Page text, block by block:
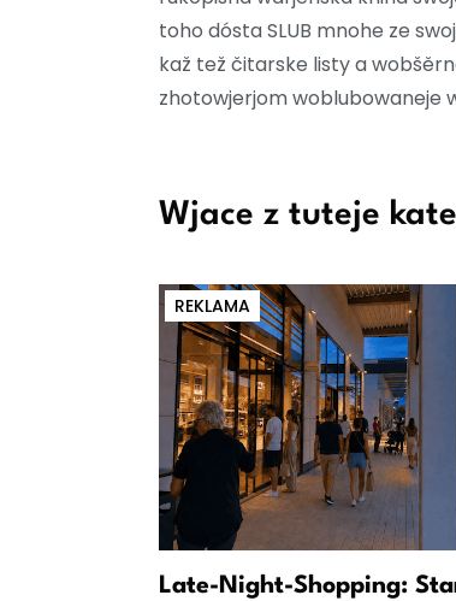
toho dósta SLUB mnohe ze
kaž tež čitarske listy a
zhotowjerjom woblubowaneje
Wjace z tuteje
REKLAMA
Late-Night-Shopping: